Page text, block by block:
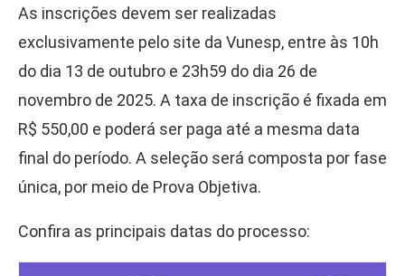
As inscrições devem ser realizadas
exclusivamente pelo site da Vunesp, entre às 10h
do dia 13 de outubro e 23h59 do dia 26 de
novembro de 2025. A taxa de inscrição é fixada em
R$ 550,00 e poderá ser paga até a mesma data
final do período. A seleção será composta por fase
única, por meio de Prova Objetiva.
Confira as principais datas do processo: